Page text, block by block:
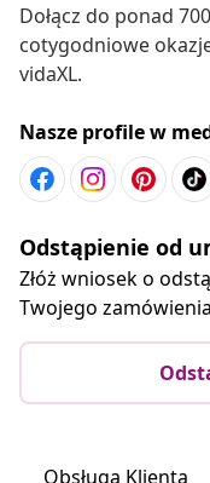
Dołącz do ponad
cotygodniowe
vidaXL.
Nasze profile w
Odstąpienie od
Złóż wniosek o
Twojego
Obsługa Klienta